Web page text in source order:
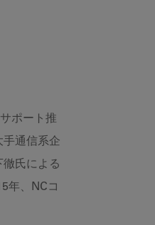
ポート推
通信系企
氏による
年、NCコ